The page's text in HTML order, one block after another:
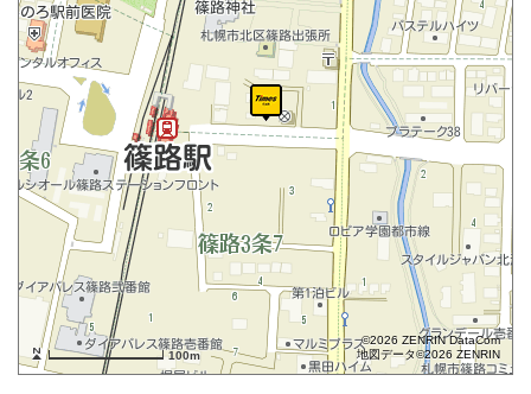
100m
©2026 ZENRIN DataCom
地図データ©2026 ZENRIN